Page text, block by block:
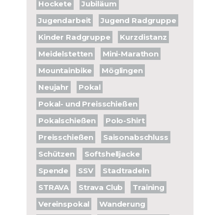
Hockete
Jubiläum
Jugendarbeit
Jugend Radgruppe
Kinder Radgruppe
Kurzdistanz
Meidelstetten
Mini-Marathon
Mountainbike
Möglingen
Neujahr
Pokal
Pokal- und Preisschießen
Pokalschießen
Polo-Shirt
Preisschießen
Saisonabschluss
Schützen
Softshelljacke
Spende
SSV
Stadtradeln
STRAVA
Strava Club
Training
Vereinspokal
Wanderung